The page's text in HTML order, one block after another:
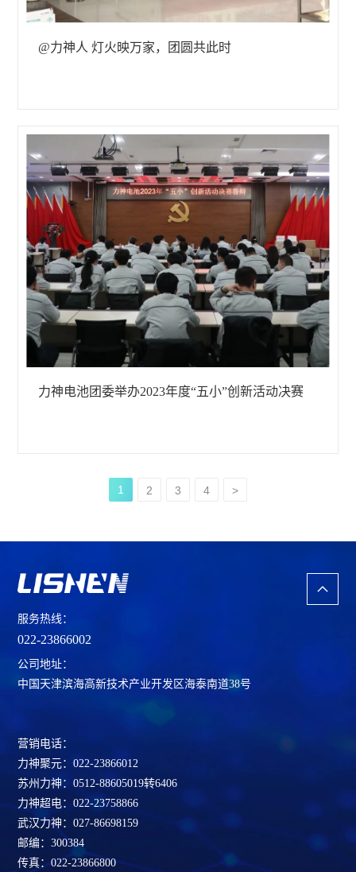
@力神人 灯火映万家，团圆共此时
力神电池团委举办2023年度“五小”创新活动决赛
1 2 3 4 >
服务热线：
022-23866002
公司地址：
中国天津滨海高新技术产业开发区海泰南道38号
营销电话：
力神聚元：022-23866012
苏州力神：0512-88605019转6406
力神超电：022-23758866
武汉力神：027-86698159
邮编：300384
传真：022-23866800